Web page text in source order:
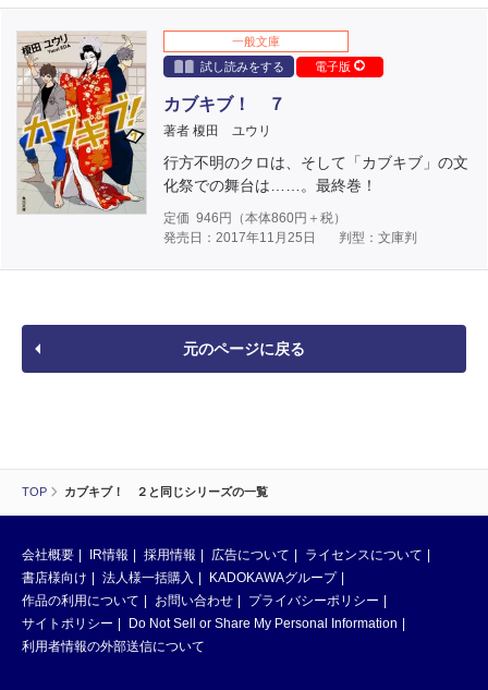
TOP カブキブ！ ２と同じシリーズの一覧
一般文庫
試し読みをする
電子版
カブキブ！ ７
著者 榎田 ユウリ
行方不明のクロは、そして「カブキブ」の文
化祭での舞台は……。最終巻！
定価 946 円（本体860円＋税）
発売日：2017年11月25日
判型：文庫判
元のページに戻る
会社概要 IR情報 採用情報 広告について
ライセンスについて
書店様向け
法人様一括購入
KADOKAWAグループ
作品の利用について
お問い合わせ
プライバシーポリシー
サイトポリシー
Do Not Sell or Share My Personal Information
利用者情報の外部送信について